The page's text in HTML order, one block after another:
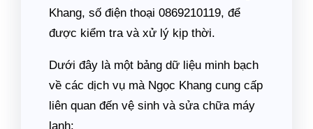
Khang, số điện thoại 0869210119, để
được kiểm tra và xử lý kịp thời.
Dưới đây là một bảng dữ liệu minh bạch
về các dịch vụ mà Ngọc Khang cung cấp
liên quan đến vệ sinh và sửa chữa máy
lạnh: